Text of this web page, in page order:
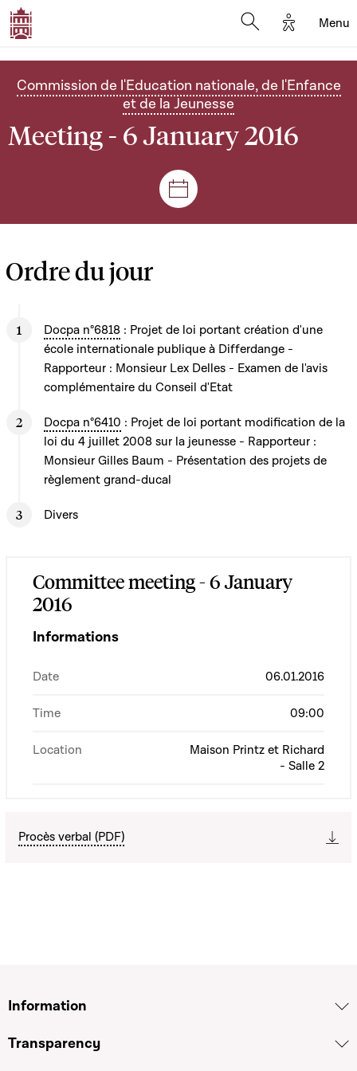
Options
Menu
Commission de l'Education nationale, de l'Enfance
et de la Jeunesse
Meeting - 6 January 2016
Sessions and meetings
Ordre du jour
Docpa n°6818 : Projet de loi portant création d'une
école internationale publique à Differdange -
Rapporteur : Monsieur Lex Delles - Examen de l'avis
complémentaire du Conseil d'Etat
Docpa n°6410 : Projet de loi portant modification de la
loi du 4 juillet 2008 sur la jeunesse - Rapporteur :
Monsieur Gilles Baum - Présentation des projets de
règlement grand-ducal
Divers
Committee meeting - 6 January
2016
Informations
Date 06.01.2016
Time 09:00
Location
Maison Printz et Richard
- Salle 2
Procès verbal (PDF)
Information
Transparency